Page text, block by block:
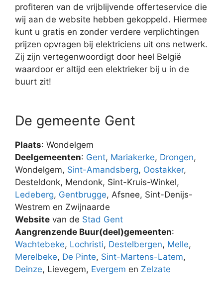
profiteren van de vrijblijvende offerteservice die
wij aan de website hebben gekoppeld. Hiermee
kunt u gratis en zonder verdere verplichtingen
prijzen opvragen bij elektriciens uit ons netwerk.
Zij zijn vertegenwoordigt door heel België
waardoor er altijd een elektrieker bij u in de
buurt zit!
De gemeente Gent
Plaats: Wondelgem
Deelgemeenten: Gent, Mariakerke, Drongen,
Wondelgem, Sint-Amandsberg, Oostakker,
Desteldonk, Mendonk, Sint-Kruis-Winkel,
Ledeberg, Gentbrugge, Afsnee, Sint-Denijs-
Westrem en Zwijnaarde
Website van de Stad Gent
Aangrenzende Buur(deel)gemeenten:
Wachtebeke, Lochristi, Destelbergen, Melle,
Merelbeke, De Pinte, Sint-Martens-Latem,
Deinze, Lievegem, Evergem en Zelzate